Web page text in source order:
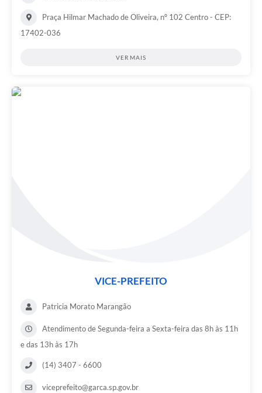
ConcursosPraça Hilmar Machado de Oliveira, nº 102 Centro - CEP:
17402-036
VER MAIS
VICE-PREFEITO
Patricia Morato Marangão
Atendimento de Segunda-feira a Sexta-feira das 8h às 11h
e das 13h às 17h
(14) 3407 - 6600
viceprefeito@garca.sp.gov.br